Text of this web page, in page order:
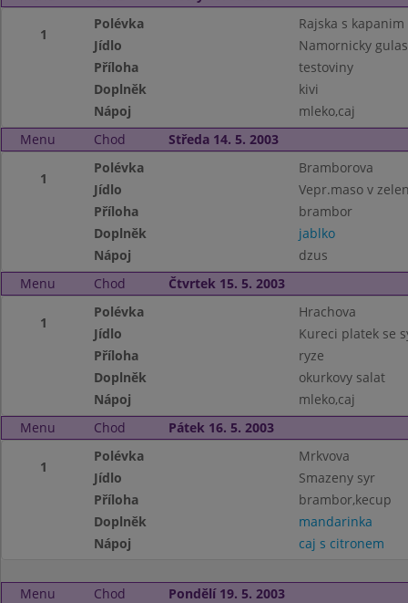
1
Polévka
Rajska s kapanim
Jídlo
Namornicky gulas
Příloha
testoviny
Doplněk
kivi
Nápoj
mleko,caj
Menu
Chod Středa 14. 5. 2003
1
Polévka
Bramborova
Jídlo
Vepr.maso v
Příloha
brambor
Doplněk
jablko
Nápoj
dzus
Menu
Chod Čtvrtek 15. 5. 2003
1
Polévka
Hrachova
Jídlo
Kureci platek se
Příloha
ryze
Doplněk
okurkovy salat
Nápoj
mleko,caj
Menu
Chod Pátek 16. 5. 2003
1
Polévka
Mrkvova
Jídlo
Smazeny syr
Příloha
brambor,kecup
Doplněk
mandarinka
Nápoj
caj s citronem
Menu Chod Pondělí 19. 5. 2003